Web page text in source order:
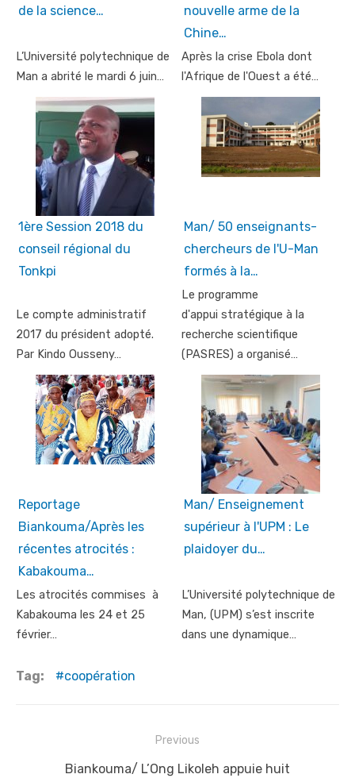
de la science…
L’Université polytechnique de
Man a abrité le mardi 6 juin…
nouvelle arme de la
Chine…
Après la crise Ebola dont
l'Afrique de l'Ouest a été…
1ère Session 2018 du
conseil régional du
Tonkpi
Le compte administratif
2017 du président adopté.
Par Kindo Ousseny…
Man/ 50 enseignants-
chercheurs de l'U-Man
formés à la…
Le programme
d'appui stratégique à la
recherche scientifique
(PASRES) a organisé…
Reportage
Biankouma/Après les
récentes atrocités :
Kabakouma…
Les atrocités commises à
Kabakouma les 24 et 25
février…
Man/ Enseignement
supérieur à l'UPM : Le
plaidoyer du…
L’Université polytechnique de
Man, (UPM) s’est inscrite
dans une dynamique…
Tag: coopération
navigation
Previous
PreviousBiankouma/ L’Ong Likoleh appuie huit